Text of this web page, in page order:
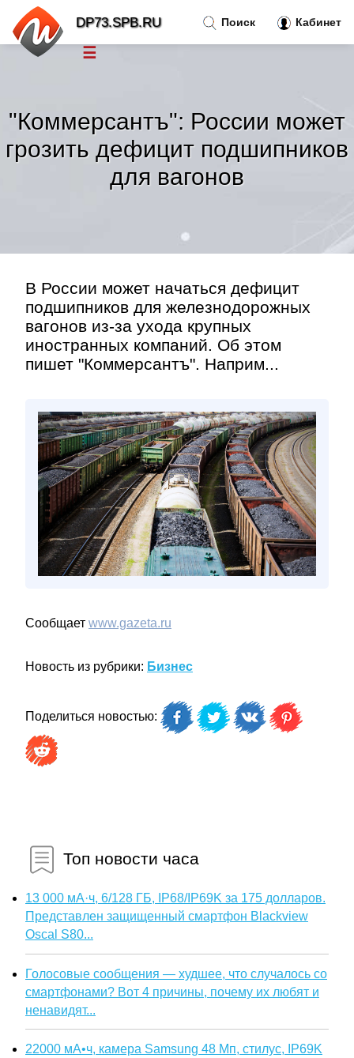
"Коммерсантъ": России может
грозить дефицит подшипников
для вагонов
В России может начаться дефицит
подшипников для железнодорожных
вагонов из-за ухода крупных
иностранных компаний. Об этом
пишет "Коммерсантъ". Наприм...
Сообщает www.gazeta.ru
Новость из рубрики: Бизнес
Поделиться новостью:
Топ новости часа
13 000 мА·ч, 6/128 ГБ, IP68/IP69K за 175 долларов.
Представлен защищенный смартфон Blackview
Oscal S80...
Голосовые сообщения — худшее, что случалось со
смартфонами? Вот 4 причины, почему их любят и
ненавидят...
22000 мА•ч, камера Samsung 48 Мп, стилус, IP69K
Поиск Кабинет
DP73.SPB.RU
☰
Тренды новостей »